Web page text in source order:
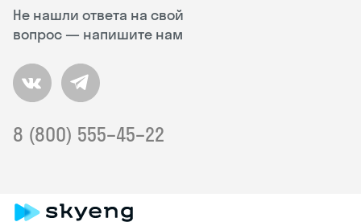
Не нашли ответа на свой
вопрос — напишите нам
8 (800) 555–45–22